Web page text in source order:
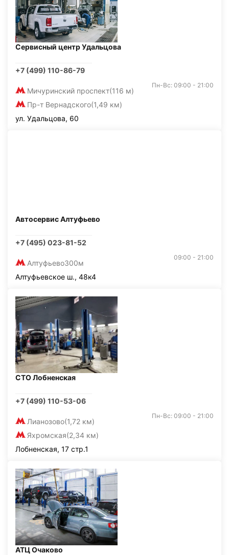
Сервисный центр Удальцова
+7 (499) 110-86-79
Мичуринский проспект(116 м)
Пр-т Вернадского(1,49 км)
Пн-Вс: 09:00 - 21:00
ул. Удальцова, 60
Автосервис Алтуфьево
+7 (495) 023-81-52
Алтуфьево300м
09:00 - 21:00
Алтуфьевское ш., 48к4
СТО Лобненская
+7 (499) 110-53-06
Лианозово(1,72 км)
Яхромская(2,34 км)
Пн-Вс: 09:00 - 21:00
Лобненская, 17 стр.1
АТЦ Очаково